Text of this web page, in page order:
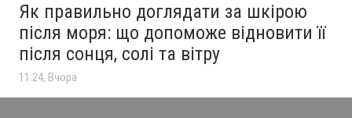
Як правильно доглядати за шкірою
після моря: що допоможе відновити її
після сонця, солі та вітру
11:24, Вчора